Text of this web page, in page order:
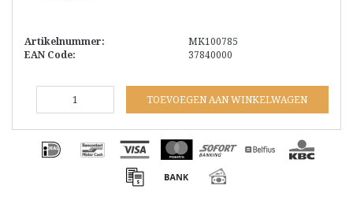
Artikelnummer:
MK100785
EAN Code:
37840000
TOEVOEGEN AAN WINKELWAGEN